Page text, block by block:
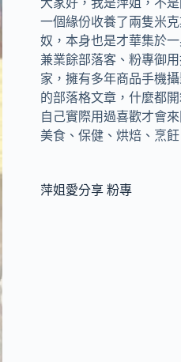
大家好，我是萍姐，不是
一個緣份收養了兩隻米
奴，本身也是才華集於
兼業餘部落客、粉專御
家，擁有多年商品手機
的部落格文章，什麼都
自己實際用過喜歡才會
美食、保健、烘焙、烹
萍姐愛分享 粉專